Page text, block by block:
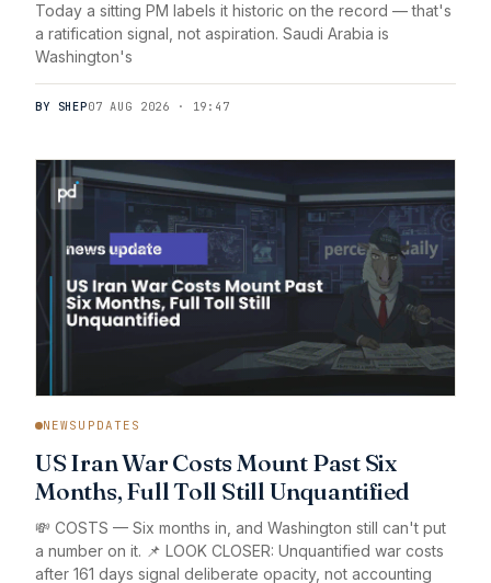
Today a sitting PM labels it historic on the record — that's
a ratification signal, not aspiration. Saudi Arabia is
Washington's
BY SHEP07 AUG 2026 · 19:47
NEWSUPDATES
US Iran War Costs Mount Past Six
Months, Full Toll Still Unquantified
💸 COSTS — Six months in, and Washington still can't put
a number on it. 📌 LOOK CLOSER: Unquantified war costs
after 161 days signal deliberate opacity, not accounting